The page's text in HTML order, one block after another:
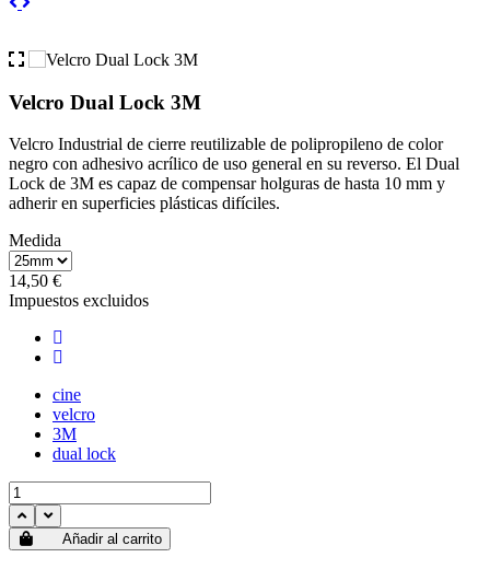
Velcro Dual Lock 3M
Velcro Industrial de cierre reutilizable de polipropileno de color
negro con adhesivo acrílico de uso general en su reverso. El Dual
Lock de 3M es capaz de compensar holguras de hasta 10 mm y
adherir en superficies plásticas difíciles.
Medida
14,50 €
Impuestos excluidos
cine
velcro
3M
dual lock
Añadir al carrito